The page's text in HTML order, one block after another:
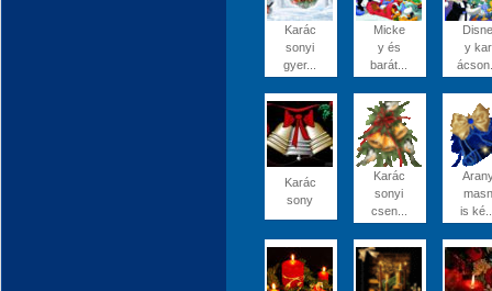
Karác
sonyi
gyer...
Micke
y és
barát...
Disne
y kar
Karác
sony
Karác
sonyi
csen...
masn
is